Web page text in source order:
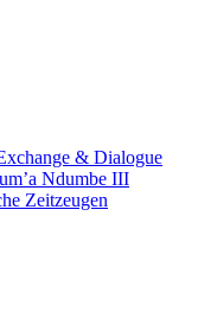
& Dialogue
Ndumbe III
Zeitzeugen